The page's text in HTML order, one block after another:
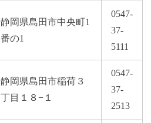
静岡県島田市中央町1
番の1
0547-
37-
5111
静岡県島田市稲荷３
丁目１８−１
0547-
37-
2513